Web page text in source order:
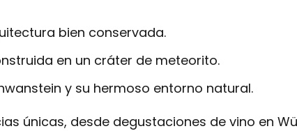
bien conservada.
en un cráter de meteorito.
y su hermoso entorno natural.
únicas, desde degustaciones de vino en